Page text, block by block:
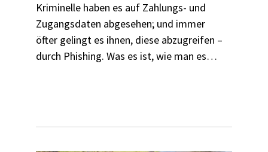
Kriminelle haben es auf Zahlungs- und
Zugangsdaten abgesehen; und immer
öfter gelingt es ihnen, diese abzugreifen –
durch Phishing. Was es ist, wie man es